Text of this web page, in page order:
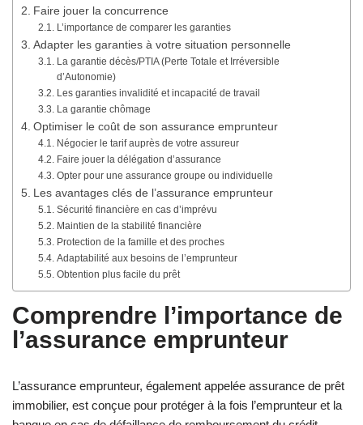
Faire jouer la concurrence
L’importance de comparer les garanties
Adapter les garanties à votre situation personnelle
La garantie décès/PTIA (Perte Totale et Irréversible
d’Autonomie)
Les garanties invalidité et incapacité de travail
La garantie chômage
Optimiser le coût de son assurance emprunteur
Négocier le tarif auprès de votre assureur
Faire jouer la délégation d’assurance
Opter pour une assurance groupe ou individuelle
Les avantages clés de l’assurance emprunteur
Sécurité financière en cas d’imprévu
Maintien de la stabilité financière
Protection de la famille et des proches
Adaptabilité aux besoins de l’emprunteur
Obtention plus facile du prêt
Comprendre l’importance de
l’assurance emprunteur
L’assurance emprunteur, également appelée assurance de prêt
immobilier, est conçue pour protéger à la fois l’emprunteur et la